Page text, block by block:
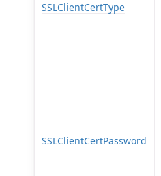
SSLClientCertType
SSLClientCertPassword